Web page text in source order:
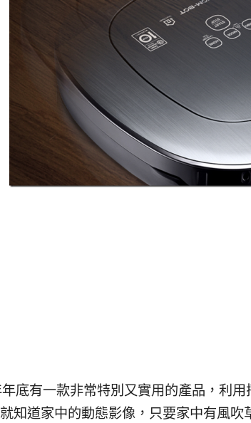
底有一款非常特別又實用的產品，利
知道家中的動態影像，只要家中有風